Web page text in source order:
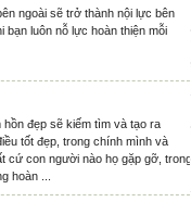
ngoài sẽ trở thành nội lực bên
bạn luôn nỗ lực hoàn thiện mỗi
hồn đẹp sẽ kiếm tìm và tạo ra
tốt đẹp, trong chính mình và
cứ con người nào họ gặp gỡ, trong
hoàn ...